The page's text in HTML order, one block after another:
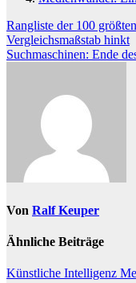
Rangliste der 100
Vergleichsmaßstab hinkt
Suchmaschinen: Ende
Von Ralf Keuper
Ähnliche Beiträge
Künstliche Intelligenz